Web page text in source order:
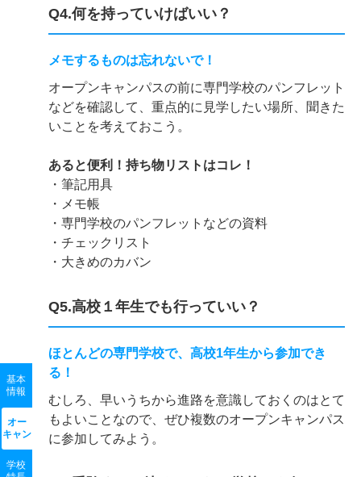
基本
情報
オー
キャン
学校
Q4.何を持っていけばいい？
メモするものは忘れないで！
オープンキャンパスの前に専門学校のパンフレット
などを確認して、重点的に見学したい場所、聞きた
いことを考えておこう。
あると便利！持ち物リストはコレ！
・筆記用具
・メモ帳
・専門学校のパンフレットなどの資料
・チェックリスト
・大きめのカバン
Q5.高校１年生でも行っていい？
ほとんどの専門学校で、高校1年生から参加でき
る！
むしろ、早いうちから進路を意識しておくのはとて
もよいことなので、ぜひ複数のオープンキャンパス
に参加してみよう。